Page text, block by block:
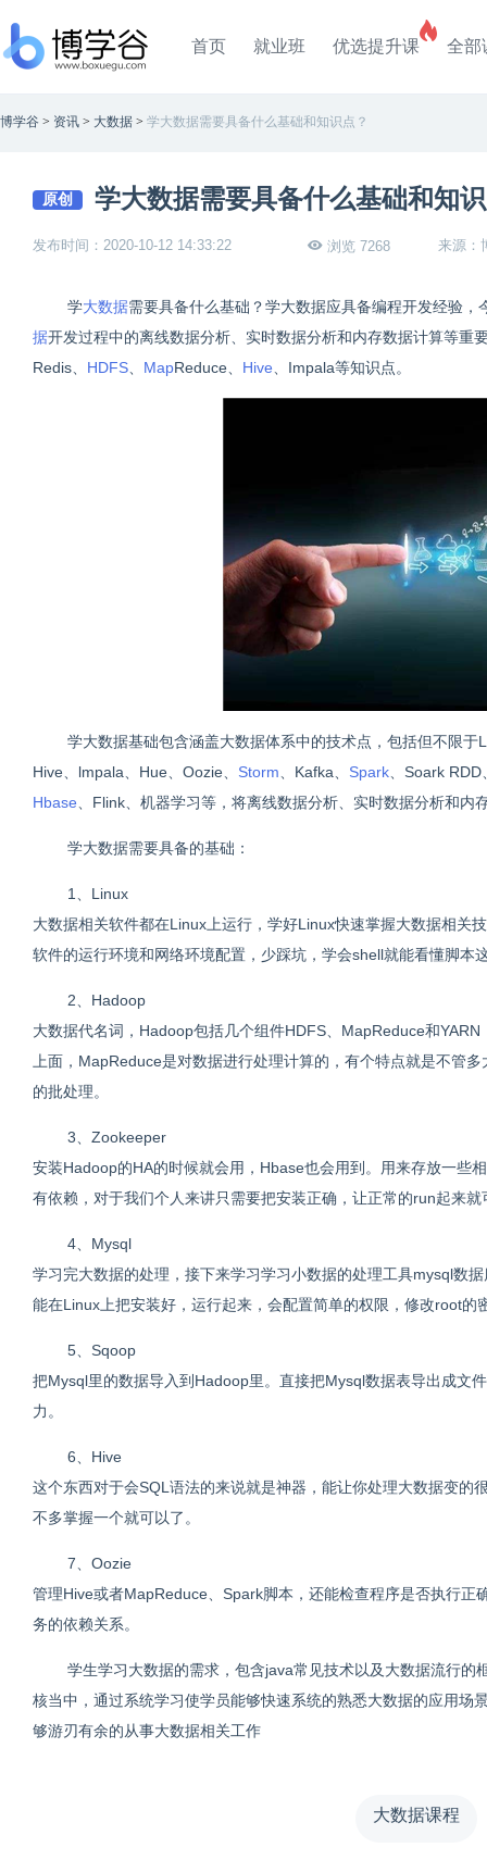
首页 就业班 优选提升课 全部
博学谷 > 资讯 > 大数据 > 学大数据需要具备什么基础和知识点？
原创 学大数据需要具备什么基础和知
发布时间：2020-10-12 14:33:22 浏览 7268 来源：
学大数据需要具备什么基础？学大数据应具备编程开发经验
据开发过程中的离线数据分析、实时数据分析和内存数据计算等
Redis、 HDFS MapReduce、 Hive 、Impala等知识点。
学大数据基础包含涵盖大数据体系中的技术点，包括但不限
Hive、lmpala、Hue、Oozie、 Storm 、Kafka、 Spark 、Soark
Hbase 、Flink、机器学习等，将离线数据分析、实时数据分析和内
学大数据需要具备的基础：
1、Linux
大数据相关软件都在Linux上运行，学好Linux快速掌握大数据相关
软件的运行环境和网络环境配置，少踩坑，学会shell就能看懂脚本
2、Hadoop
大数据代名词，Hadoop包括几个组件HDFS、MapReduce和
上面，MapReduce是对数据进行处理计算的，有个特点就是不管
的批处理。
3、Zookeeper
安装Hadoop的HA的时候就会用，Hbase也会用到。用来存放一些
有依赖，对于我们个人来讲只需要把安装正确，让正常的run起来就
4、Mysql
学习完大数据的处理，接下来学习学习小数据的处理工具mysql数
能在Linux上把安装好，运行起来，会配置简单的权限，修改root的
5、Sqoop
把Mysql里的数据导入到Hadoop里。直接把Mysql数据表导出成文
力。
6、Hive
这个东西对于会SQL语法的来说就是神器，能让你处理大数据变
不多掌握一个就可以了。
7、Oozie
管理Hive或者MapReduce、Spark脚本，还能检查程序是否执行
务的依赖关系。
学生学习大数据的需求，包含java常见技术以及大数据流行
核当中，通过系统学习使学员能够快速系统的熟悉大数据的应用
够游刃有余的从事大数据相关工作
大数据课程